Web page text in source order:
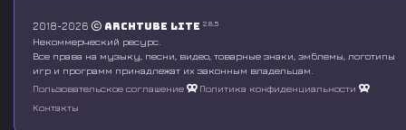
2018-2026 Archtube Lite 2.8.5
Некоммерческий ресурс.
Все права на музыку, песни, видео, товарные знаки, эмблемы, логотипы
игр и программ принадлежат их законным владельцам.
Пользовательское соглашение
Политика конфиденциальности
Контакты